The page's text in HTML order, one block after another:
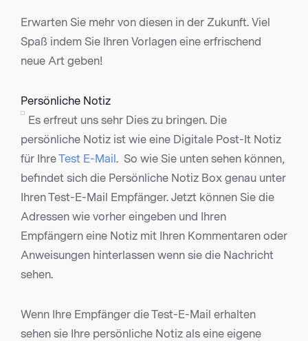
Erwarten Sie mehr von diesen in der Zukunft. Viel
Spaß indem Sie Ihren Vorlagen eine erfrischend
neue Art geben!
Persönliche Notiz
Es erfreut uns sehr Dies zu bringen. Die
persönliche Notiz ist wie eine Digitale Post-It Notiz
für IhreTest E-Mail. So wie Sie unten sehen können,
befindet sich die Persönliche Notiz Box genau unter
Ihren Test-E-Mail Empfänger. Jetzt können Sie die
Adressen wie vorher eingeben und Ihren
Empfängern eine Notiz mit Ihren Kommentaren oder
Anweisungen hinterlassen wenn sie die Nachricht
sehen.
Wenn Ihre Empfänger die Test-E-Mail erhalten
sehen sie Ihre persönliche Notiz als eine eigene